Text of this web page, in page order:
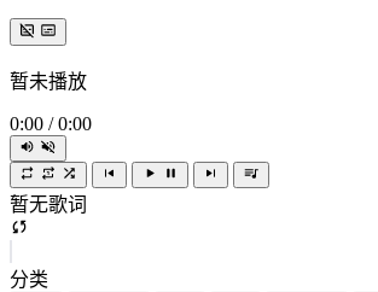
暂未播放
0:00 / 0:00
暂无歌词
分类